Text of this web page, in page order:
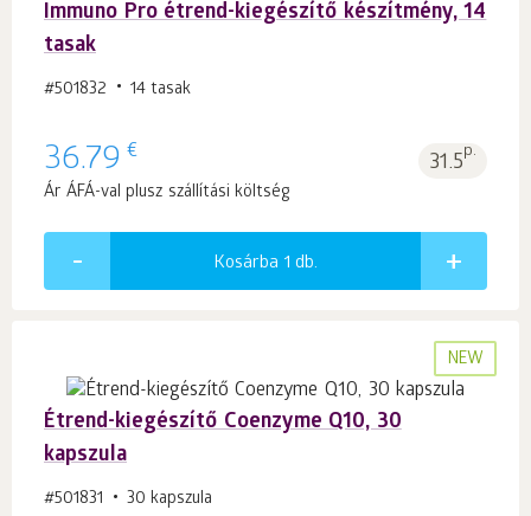
Immuno Pro étrend-kiegészítő készítmény, 14
tasak
#501832 14 tasak
36.79 € 31.5p.
Ár ÁFÁ-val plusz szállítási költség
Kosárba 1 db.
NEW
Étrend-kiegészítő Coenzyme Q10, 30
kapszula
#501831 30 kapszula